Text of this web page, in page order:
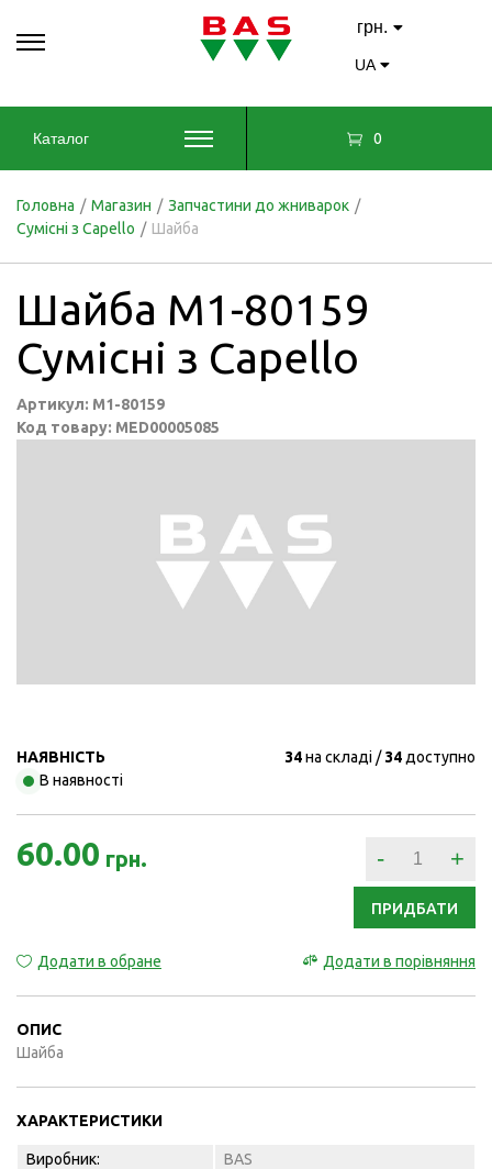
грн.
UA
Каталог 0
Головна / Магазин / Запчастини до жниварок /
Сумісні з Capello / Шайба
Шайба M1-80159
Сумісні з Capello
Артикул: M1-80159
Код товару: MED00005085
НАЯВНІСТЬ
В наявності
34на складі 34доступно
60.00 грн. - +
ПРИДБАТИ
Додати в обране Додати в порівняння
ОПИС
Шайба
ХАРАКТЕРИСТИКИ
Виробник:
BAS